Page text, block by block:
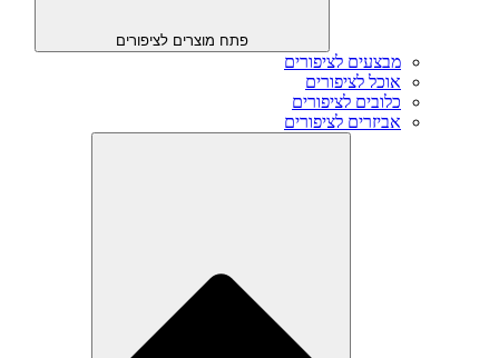
פתח מוצרים לציפורים
מבצעים לציפורים
אוכל לציפורים
כלובים לציפורים
אביזרים לציפורים